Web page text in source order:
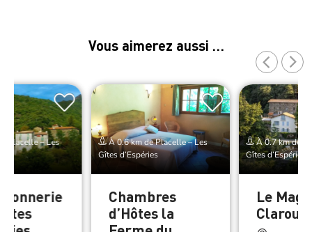
Vous aimerez aussi …
Placelle – Les
À 0.6 km de Placelle – Les
Gîtes d’Espéries
Chambres
d’Hôtes la
À 0.7 km de
Gîtes d’Espéries
Le
Clarou